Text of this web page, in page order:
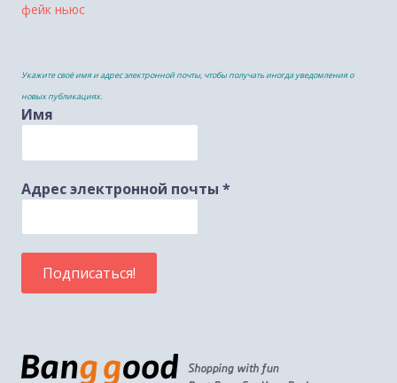
фейк ньюс
Укажите своё имя и адрес электронной почты, чтобы получать иногда уведомления о
новых публикациях.
Имя
Адрес электронной почты *